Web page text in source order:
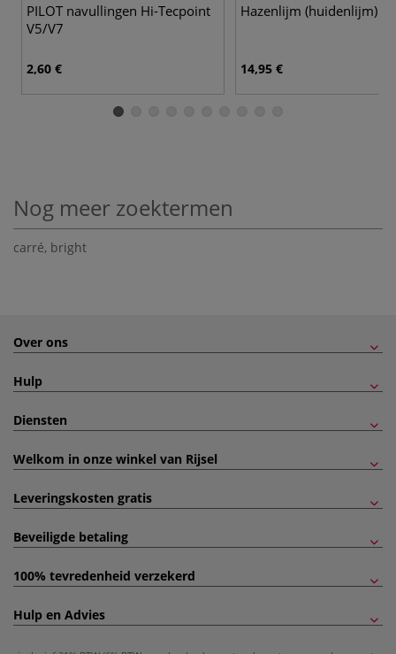
PILOT navullingen Hi-Tecpoint
V5/V7
2,60 €
Hazenlijm (huidenlijm)
14,95 €
Nog meer zoektermen
carré, bright
Over ons
Hulp
Diensten
Welkom in onze winkel van Rijsel
Leveringskosten gratis
Beveiligde betaling
100% tevredenheid verzekerd
Hulp en Advies